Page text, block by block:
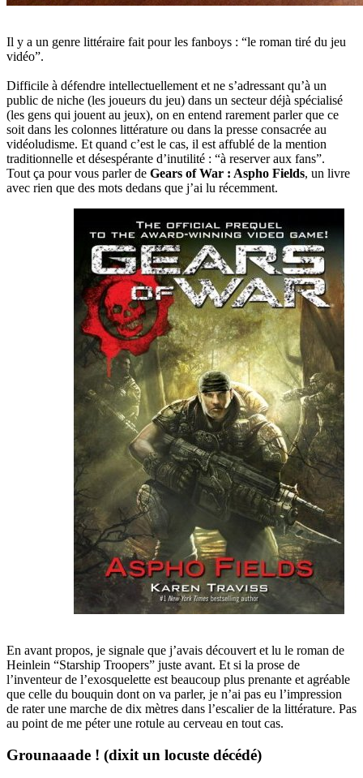
Il y a un genre littéraire fait pour les fanboys : “le roman tiré du jeu
vidéo”.
Difficile à défendre intellectuellement et ne s’adressant qu’à un
public de niche (les joueurs du jeu) dans un secteur déjà spécialisé
(les gens qui jouent au jeux), on en entend rarement parler que ce
soit dans les colonnes littérature ou dans la presse consacrée au
vidéoludisme. Et quand c’est le cas, il est affublé de la mention
traditionnelle et désespérante d’inutilité : “à reserver aux fans”.
Tout ça pour vous parler de Gears of War : Aspho Fields, un livre
avec rien que des mots dedans que j’ai lu récemment.
En avant propos, je signale que j’avais découvert et lu le roman de
Heinlein “Starship Troopers” juste avant. Et si la prose de
l’inventeur de l’exosquelette est beaucoup plus prenante et agréable
que celle du bouquin dont on va parler, je n’ai pas eu l’impression
de rater une marche de dix mètres dans l’escalier de la littérature. Pas
au point de me péter une rotule au cerveau en tout cas.
Grounaaade ! (dixit un locuste décédé)